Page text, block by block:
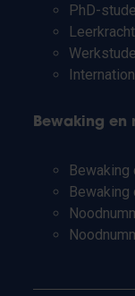
PhD-
Bewaking en
Bewaking